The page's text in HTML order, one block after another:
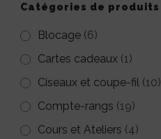
Catégories de produits
Blocage (6)
Cartes cadeaux (1)
Ciseaux et coupe-fil (10)
Compte-rangs (19)
Cours et Ateliers (4)